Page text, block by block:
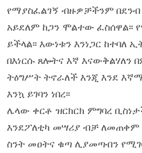
የማያስፈልገኝ ብዙዎቻችንም
አይደለም ከጋን ሞልተው
ይችላል፡፡ እውነቱን እንነጋር
በእነርሱ ጸሎትና እኛ እናውቅልሃለን
ትዕግሥት ትኖራለች እንጂ እንደ
እንኳ ይገባን ነበረ፡፡
ሌላው ቀርቶ ዝርክርክ ምግባረ
እንደፖለቲካ መሣሪያ ብቻ ለመጠቀም
ስንት መዐትና ቁጣ ሊያመጣብን